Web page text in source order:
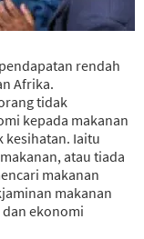
rendah
Afrika.
tidak
kepada makanan
kesihatan. Iaitu
atau tiada
makanan
makanan
ekonomi